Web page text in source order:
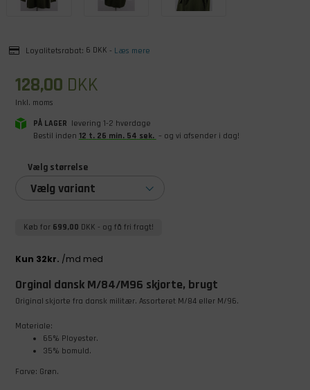
Loyalitetsrabat: 6 DKK - Læs mere
128,00 DKK
Inkl. moms
PÅ LAGER levering 1-2 hverdage
Bestil inden 12 t. 26 min. 53 sek. – og vi afsender i dag!
Vælg størrelse
Vælg variant
Køb for 699,00 DKK - og få fri fragt!
Orginal dansk M/84/M96 skjorte, brugt
Original skjorte fra dansk militær. Assorteret M/84 eller M/96.
Materiale:
65% Ployester.
35% bomuld.
Farve: Grøn.